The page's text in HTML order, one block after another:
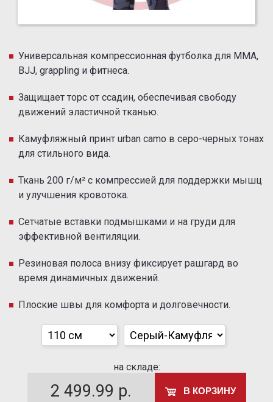
Универсальная компрессионная футболка для ММА,
BJJ, grappling и фитнеса.
Защищает торс от ссадин, обеспечивая свободу
движений эластичной тканью.
Камуфляжный принт urban camo в серо-черных тонах
для стильного вида.
Ткань 200 г/м² с компрессией для поддержки мышц
и улучшения кровотока.
Сетчатые вставки подмышками и на груди для
эффективной вентиляции.
Резиновая полоса внизу фиксирует рашгард во
время динамичных движений.
Плоские швы для комфорта и долговечности.
на складе:
2 499.99 р. В КОРЗИНУ